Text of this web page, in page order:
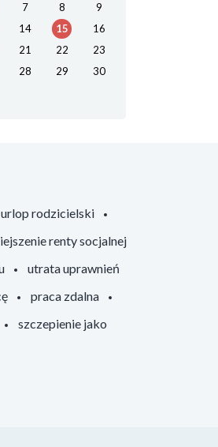
7 8
9
14 15
16
21 22
23
28 29
30
urlop rodzicielski
renty socjalnej
utrata uprawnień
praca zdalna
szczepienie jako